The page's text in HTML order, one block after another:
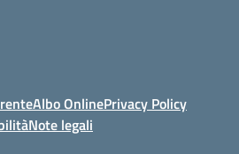
Albo OnlinePrivacy Policy
Note legali